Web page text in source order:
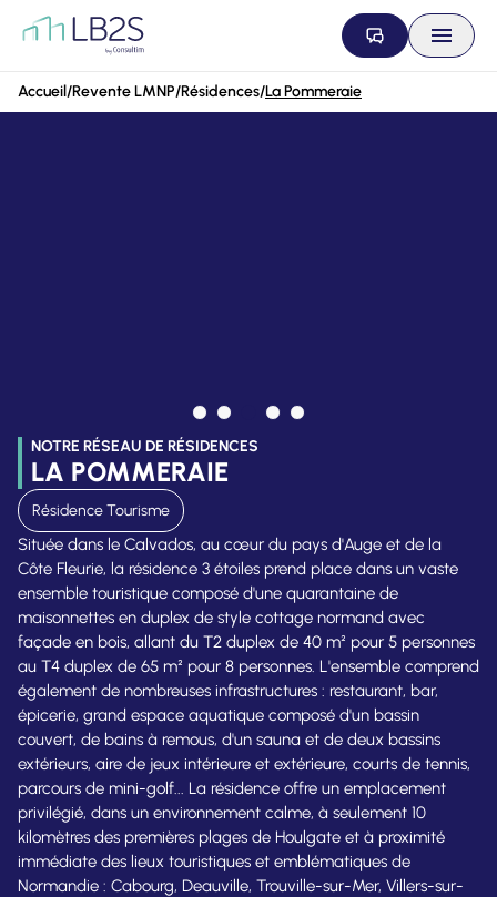
Aller au contenu
Accueil/Revente LMNP/Résidences/La Pommeraie
NOTRE RÉSEAU DE RÉSIDENCES
LA POMMERAIE
Résidence Tourisme
Située dans le Calvados, au cœur du pays d'Auge et de la
Côte Fleurie, la résidence 3 étoiles prend place dans un vaste
ensemble touristique composé d'une quarantaine de
maisonnettes en duplex de style cottage normand avec
façade en bois, allant du T2 duplex de 40 m² pour 5 personnes
au T4 duplex de 65 m² pour 8 personnes. L'ensemble comprend
également de nombreuses infrastructures : restaurant, bar,
épicerie, grand espace aquatique composé d'un bassin
couvert, de bains à remous, d'un sauna et de deux bassins
extérieurs, aire de jeux intérieure et extérieure, courts de tennis,
parcours de mini-golf... La résidence offre un emplacement
privilégié, dans un environnement calme, à seulement 10
kilomètres des premières plages de Houlgate et à proximité
immédiate des lieux touristiques et emblématiques de
Normandie : Cabourg, Deauville, Trouville-sur-Mer, Villers-sur-